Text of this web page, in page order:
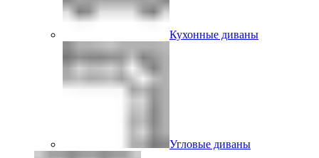
Кухонные диваны
Угловые диваны